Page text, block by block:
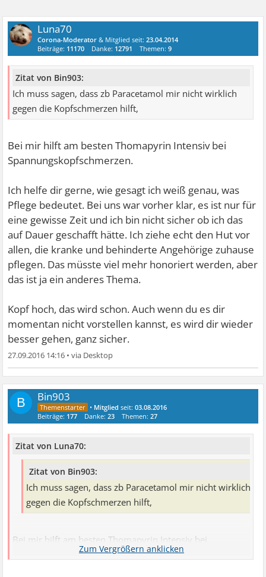
Luna70
Corona-Moderator & Mitglied seit:23.04.2014
Beiträge: 11170 Danke: 12791 Themen:9
Zitat von Bin903:
Ich muss sagen, dass zb Paracetamol mir nicht wirklich
gegen die Kopfschmerzen hilft,
Bei mir hilft am besten Thomapyrin Intensiv bei
Spannungskopfschmerzen.
Ich helfe dir gerne, wie gesagt ich weiß genau, was
Pflege bedeutet. Bei uns war vorher klar, es ist nur für
eine gewisse Zeit und ich bin nicht sicher ob ich das
auf Dauer geschafft hätte. Ich ziehe echt den Hut vor
allen, die kranke und behinderte Angehörige zuhause
pflegen. Das müsste viel mehr honoriert werden, aber
das ist ja ein anderes Thema.
Kopf hoch, das wird schon. Auch wenn du es dir
momentan nicht vorstellen kannst, es wird dir wieder
besser gehen, ganz sicher.
27.09.2016 14:16 •
B Bin903
• Mitglied seit:03.08.2016
Beiträge: 177 Danke:23 Themen:27
Zitat von Luna70:
Zitat von Bin903:
Ich muss sagen, dass zb Paracetamol mir nicht wirklich
gegen die Kopfschmerzen hilft,
Bei mir hilft am besten Thomapyrin Intensiv bei
Spannungskopfschmerzen.